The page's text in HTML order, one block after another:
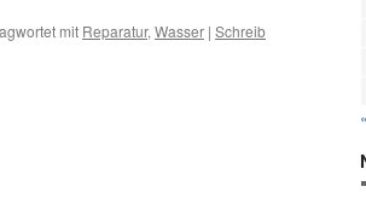
mit Reparatur, Wasser | Schreib